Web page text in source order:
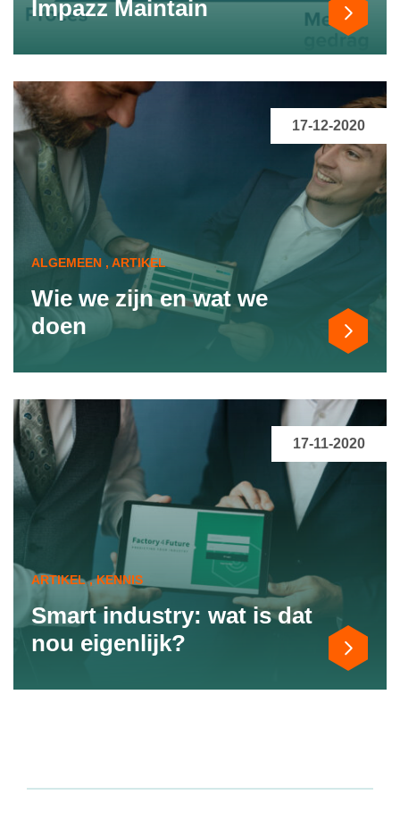
Impazz Maintain
ALGEMEEN , ARTIKEL
Wie we zijn en wat we
doen
17-12-2020
ARTIKEL , KENNIS
Smart industry: wat is dat
nou eigenlijk?
17-11-2020